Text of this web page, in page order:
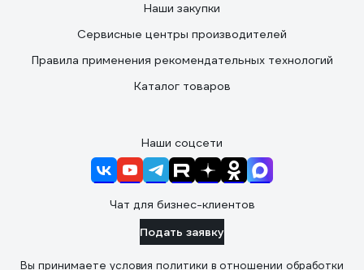
Наши закупки
Сервисные центры производителей
Правила применения рекомендательных технологий
Каталог товаров
Наши соцсети
Чат для бизнес-клиентов
Подать заявку
Вы принимаете условия политики в отношении обработки